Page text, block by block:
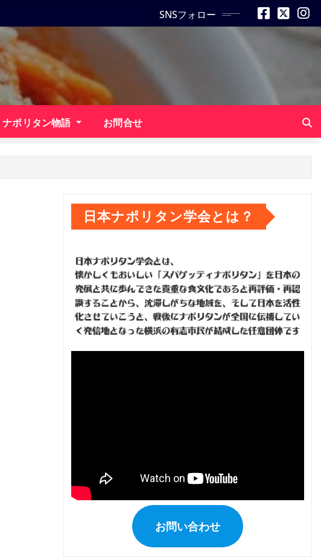
SNSフォロー
ナポリタン物語 お問合せ
日本ナポリタン学会とは？
お問い合わせ